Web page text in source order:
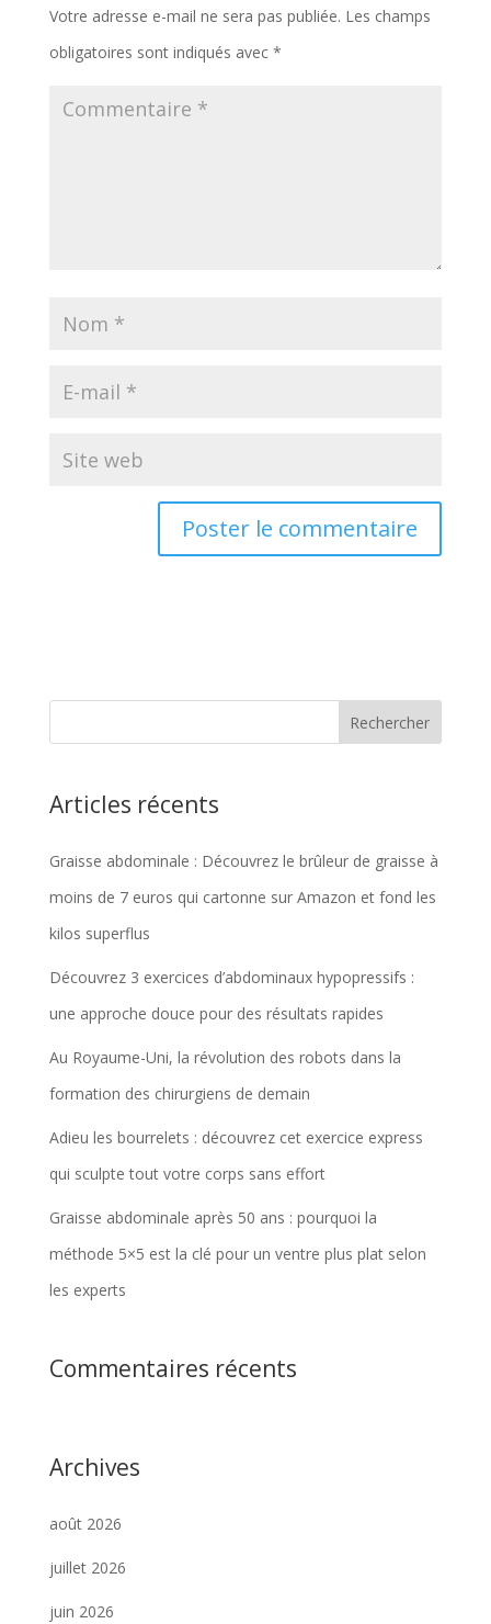
Votre adresse e-mail ne sera pas publiée. Les champs
obligatoires sont indiqués avec *
Articles récents
Graisse abdominale : Découvrez le brûleur de graisse à
moins de 7 euros qui cartonne sur Amazon et fond les
kilos superflus
Découvrez 3 exercices d’abdominaux hypopressifs :
une approche douce pour des résultats rapides
Au Royaume-Uni, la révolution des robots dans la
formation des chirurgiens de demain
Adieu les bourrelets : découvrez cet exercice express
qui sculpte tout votre corps sans effort
Graisse abdominale après 50 ans : pourquoi la
méthode 5×5 est la clé pour un ventre plus plat selon
les experts
Commentaires récents
Archives
août 2026
juillet 2026
juin 2026